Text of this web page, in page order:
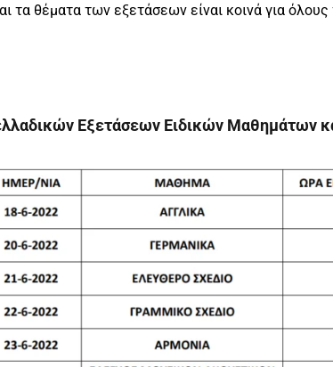
τα θέματα των εξετάσεων είναι κοινά για
Εξετάσεων Ειδικών Μαθημάτων